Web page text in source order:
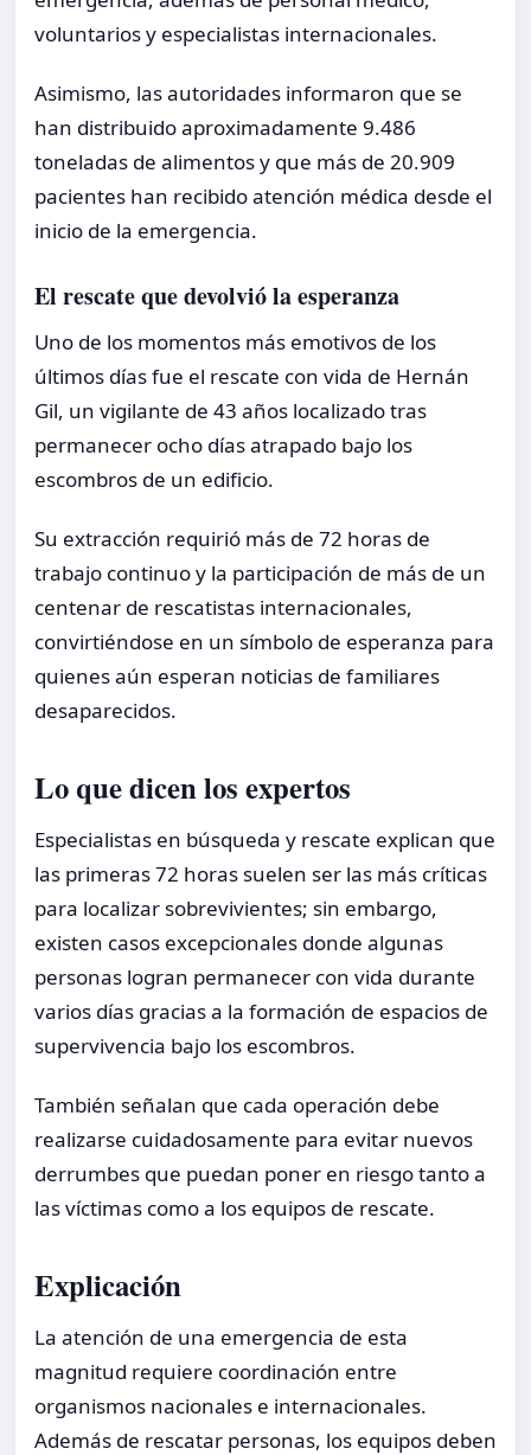
voluntarios y especialistas internacionales.
Asimismo, las autoridades informaron que se
han distribuido aproximadamente 9.486
toneladas de alimentos y que más de 20.909
pacientes han recibido atención médica desde el
inicio de la emergencia.
El rescate que devolvió la esperanza
Uno de los momentos más emotivos de los
últimos días fue el rescate con vida de Hernán
Gil, un vigilante de 43 años localizado tras
permanecer ocho días atrapado bajo los
escombros de un edificio.
Su extracción requirió más de 72 horas de
trabajo continuo y la participación de más de un
centenar de rescatistas internacionales,
convirtiéndose en un símbolo de esperanza para
quienes aún esperan noticias de familiares
desaparecidos.
Lo que dicen los expertos
Especialistas en búsqueda y rescate explican que
las primeras 72 horas suelen ser las más críticas
para localizar sobrevivientes; sin embargo,
existen casos excepcionales donde algunas
personas logran permanecer con vida durante
varios días gracias a la formación de espacios de
supervivencia bajo los escombros.
También señalan que cada operación debe
realizarse cuidadosamente para evitar nuevos
derrumbes que puedan poner en riesgo tanto a
las víctimas como a los equipos de rescate.
Explicación
La atención de una emergencia de esta
magnitud requiere coordinación entre
organismos nacionales e internacionales.
Además de rescatar personas, los equipos deben